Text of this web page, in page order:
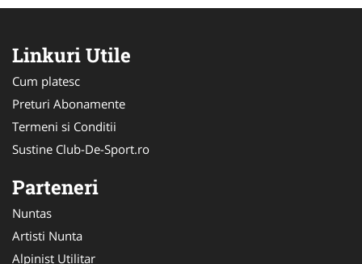
Linkuri Utile
Cum platesc
Preturi Abonamente
Termeni si Conditii
Sustine Club-De-Sport.ro
Parteneri
Nuntas
Artisti Nunta
Alpinist Utilitar